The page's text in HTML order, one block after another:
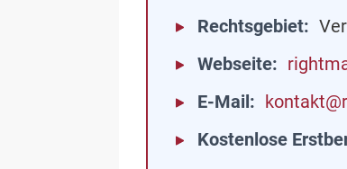
Rechtsgebiet
Webseite
E-Mail
Kostenlose